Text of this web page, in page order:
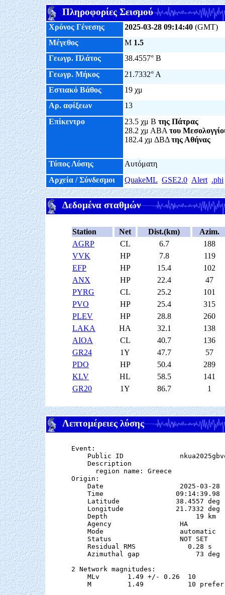
Πληροφορίες Σεισμού
Χρόνος Γένεσης 2025-03-28 09:14:40 (GMT)
Μέγεθος
M 1.5
Γεωγρ. Πλάτος
38.4557° Β
Γεωγρ. Μήκος
21.7332° Α
Εστιακό Βάθος
19 χμ
Αρ. αφίξεων
13
Επίκεντρο
23.5 χμ Β της Πάτρας
28.2 χμ ΑΒΑ του
182.4 χμ ΔΒΔτης Αθήνας
Τύπος Λύσης
Αυτόματη
Αρχεία / Σύνδεσμοι
QuakeML GSE2.0 Alert .phi
Δεδομένα σταθμών
Station Net Dist.(km)
Azim.
AGRP
CL 6.7
188
VVK
HP 7.8
119
EFP
HP 15.4
102
ANX
HP 22.4
47
PYRG
CL 25.2
101
PVO
HP 25.4
315
PLEV
HP 28.8
260
LAKA
HA 32.1
138
AIOA
CL 40.7
136
GR24
1Y 47.7
57
PDO
HP 50.4
289
KLV
HL 58.5
141
GR20
1Y 86.7 1
Λεπτομέρειες λύσης
Event:
Public ID
    Description
      region name: Greece
Origin:
    Date                   2025-03-28
Time                  09:14:39.98
Latitude              38.4557 deg
Longitude             21.7332 deg
Depth                      19 km
    Agency                 HA
    Mode                   automatic
    Status                 NOT SET
    Residual RMS             0.28 s
    Azimuthal gap              73 deg
2 Network magnitudes:
MLv       1.49 +/- 0.26
M         1.49           10